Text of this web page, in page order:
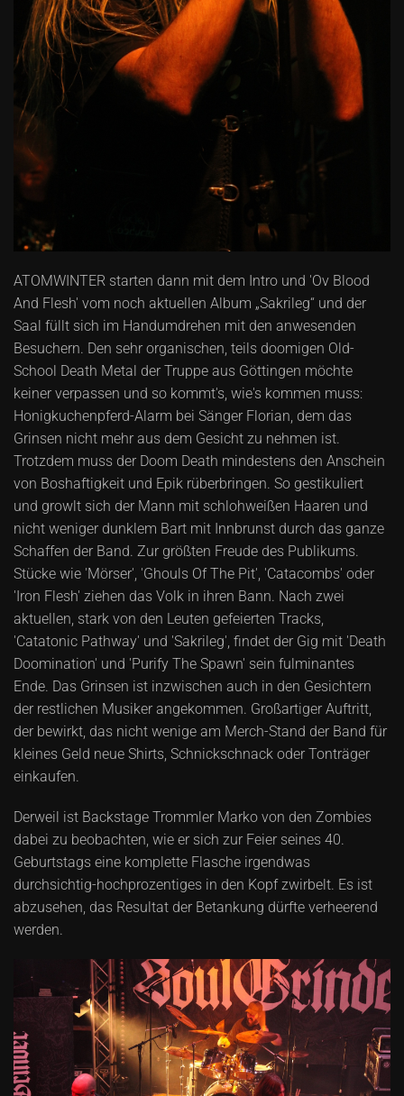
ATOMWINTER starten dann mit dem Intro und 'Ov Blood
And Flesh' vom noch aktuellen Album „Sakrileg“ und der
Saal füllt sich im Handumdrehen mit den anwesenden
Besuchern. Den sehr organischen, teils doomigen Old-
School Death Metal der Truppe aus Göttingen möchte
keiner verpassen und so kommt's, wie's kommen muss:
Honigkuchenpferd-Alarm bei Sänger Florian, dem das
Grinsen nicht mehr aus dem Gesicht zu nehmen ist.
Trotzdem muss der Doom Death mindestens den Anschein
von Boshaftigkeit und Epik rüberbringen. So gestikuliert
und growlt sich der Mann mit schlohweißen Haaren und
nicht weniger dunklem Bart mit Innbrunst durch das ganze
Schaffen der Band. Zur größten Freude des Publikums.
Stücke wie 'Mörser', 'Ghouls Of The Pit', 'Catacombs' oder
'Iron Flesh' ziehen das Volk in ihren Bann. Nach zwei
aktuellen, stark von den Leuten gefeierten Tracks,
'Catatonic Pathway' und 'Sakrileg', findet der Gig mit 'Death
Doomination' und 'Purify The Spawn' sein fulminantes
Ende. Das Grinsen ist inzwischen auch in den Gesichtern
der restlichen Musiker angekommen. Großartiger Auftritt,
der bewirkt, das nicht wenige am Merch-Stand der Band für
kleines Geld neue Shirts, Schnickschnack oder Tonträger
einkaufen.
Derweil ist Backstage Trommler Marko von den Zombies
dabei zu beobachten, wie er sich zur Feier seines 40.
Geburtstags eine komplette Flasche irgendwas
durchsichtig-hochprozentiges in den Kopf zwirbelt. Es ist
abzusehen, das Resultat der Betankung dürfte verheerend
werden.